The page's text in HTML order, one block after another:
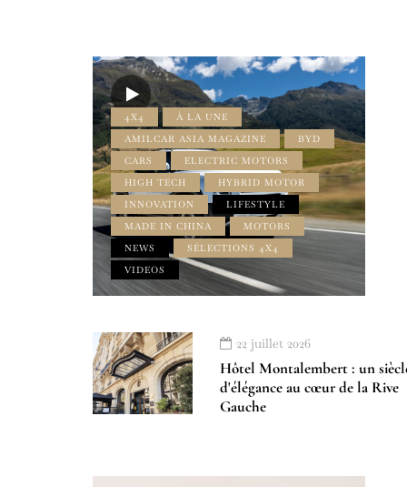
4X4
À LA UNE
AMILCAR ASIA MAGAZINE
BYD
CARS
ELECTRIC MOTORS
HIGH TECH
HYBRID MOTOR
INNOVATION
LIFESTYLE
MADE IN CHINA
MOTORS
NEWS
SÉLECTIONS 4X4
VIDEOS
22 juillet 2026
Hôtel Montalembert : un
d'élégance au cœur de la Rive
Gauche